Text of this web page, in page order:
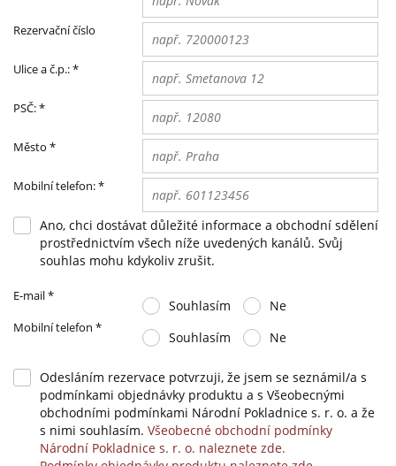
Rezervační číslo
Ulice a č.p.:*
PSČ:*
Město *
Mobilní telefon:*
Ano, chci dostávat důležité informace a obchodní sdělení
prostřednictvím všech níže uvedených kanálů. Svůj
souhlas mohu kdykoliv zrušit.
E-mail*
Souhlasím Ne
Mobilní telefon *
Souhlasím Ne
Odesláním rezervace potvrzuji, že jsem se seznámil/a s
podmínkami objednávky produktu a s Všeobecnými
obchodními podmínkami Národní Pokladnice s. r. o. a že
s nimi souhlasím. Všeobecné obchodní podmínky
Národní Pokladnice s. r. o. naleznete zde.